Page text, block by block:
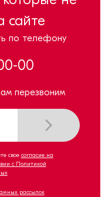
сайте
по телефону
00
перезвоним
свое согласие на
с Политикой
рассылок